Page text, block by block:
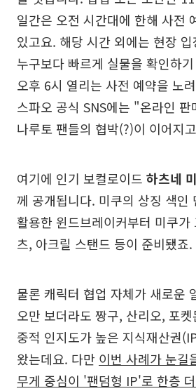
일간은 오전 시간대에 한해 사전
있고요. 해당 시간 외에는 현장
누구보다 빠르게 실물을 확인하
오후 6시 열리는 사전 예약을 노
스파오 공식 SNS에는 "온라인
나루토 팬들의 협박(?)이 이어지
여기에 인기 보컬로이드 하츠네
께 공개됩니다. 미쿠의 상징 색인
활용한 윈드브레이커부터 미쿠가
츠, 아크릴 스탠드 등이 준비됐죠.
물론 캐릭터 협업 자체가 새로운
오만 보더라도 짱구, 산리오, 포
중적 인지도가 높은 지식재산권
왔는데요. 다만 이번 사례가 눈길
무게 중심이 '팬덤형 IP'로 한층